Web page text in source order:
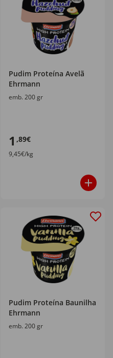
Pudim Proteína Avelã
Ehrmann
emb. 200 gr
1 ,89€
9,45€/kg
Pudim Proteína Baunilha
Ehrmann
emb. 200 gr